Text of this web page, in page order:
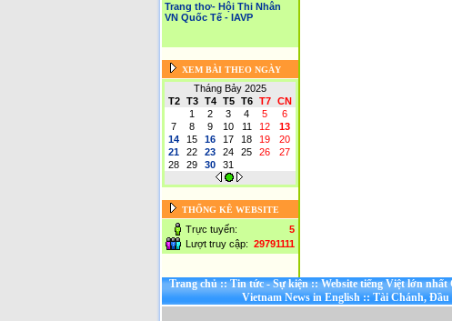
Trang thơ- Hội Thi Nhân
VN Quốc Tế - IAVP
XEM BÀI THEO NGÀY
Tháng Bảy 2025
T2
T3 T4 T5 T6 T7
CN
1
2 3 4 5
6
7
8 9 10 11 12
13
14
15 16 17 18 19
20
21
22 23 24 25 26
27
28
29 30 31
THỐNG KÊ WEBSITE
Trực tuyến:
5
Lượt truy cập: 29791111
Trang chủ::Tin tức - Sự kiện::Website tiếng Việt lớn nhất
Vietnam News in English::Tài Chánh, Đầu